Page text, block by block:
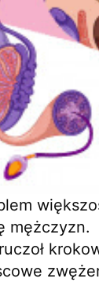
mężczyzn.